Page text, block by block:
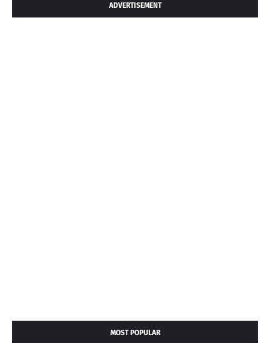
ADVERTISEMENT
MOST POPULAR